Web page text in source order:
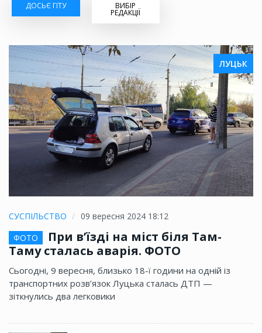
ДОСЬЄ ГІТУ ВИБІР
РЕДАКЦІЇ
ЛУЦЬК
СУСПІЛЬСТВО
09 вересня 2024 18:12
ФОТО
При в’їзді на міст біля Там-
Таму сталась аварія. ФОТО
Сьогодні, 9 вересня, близько 18-ї години на одній із
транспортних розв’язок Луцька сталась ДТП —
зіткнулись два легковики